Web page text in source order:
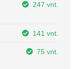
247 vnt.
141 vnt.
75 vnt.